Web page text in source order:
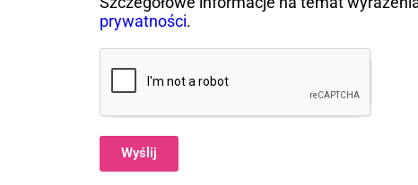
prywatności.
Wyślij